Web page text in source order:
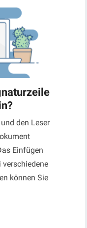
den Leser
Einfügen
können Sie